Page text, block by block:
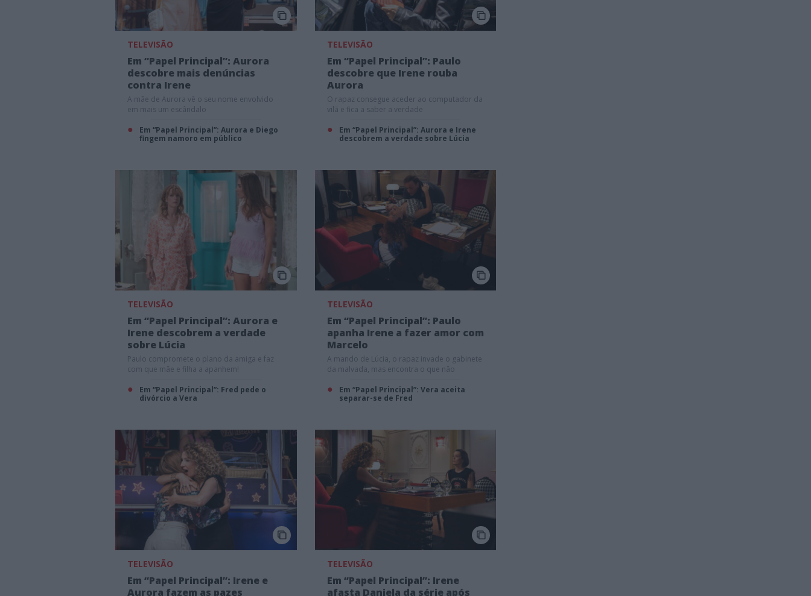
TELEVISÃO
Em “Papel Principal”: Aurora
descobre mais denúncias
contra Irene
A mãe de Aurora vê o seu nome envolvido
em mais um escândalo
Em “Papel Principal”: Aurora e Diego
fingem namoro em público
TELEVISÃO
Em “Papel Principal”: Paulo
descobre que Irene rouba
Aurora
O rapaz consegue aceder ao computador da
vilã e fica a saber a verdade
Em “Papel Principal”: Aurora e Irene
descobrem a verdade sobre Lúcia
TELEVISÃO
Em “Papel Principal”: Aurora e
Irene descobrem a verdade
sobre Lúcia
Paulo compromete o plano da amiga e faz
com que mãe e filha a apanhem!
Em “Papel Principal”: Fred pede o
divórcio a Vera
TELEVISÃO
Em “Papel Principal”: Paulo
apanha Irene a fazer amor com
Marcelo
A mando de Lúcia, o rapaz invade o gabinete
da malvada, mas encontra o que não
Em “Papel Principal”: Vera aceita
separar-se de Fred
TELEVISÃO
Em “Papel Principal”: Irene e
Aurora fazem as pazes
TELEVISÃO
Em “Papel Principal”: Irene
afasta Daniela da série após